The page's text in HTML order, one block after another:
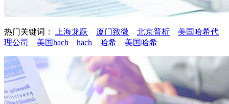
热门关键词： 上海龙跃 厦门致微 北京普析
美国哈希代
理公司
美国hach hach 哈希 美国哈希